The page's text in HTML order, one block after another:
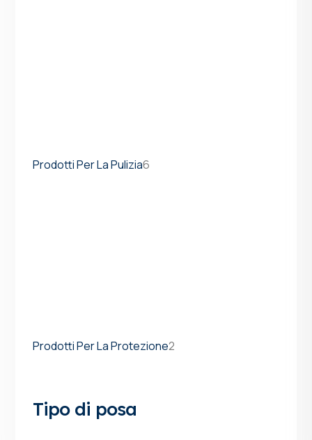
Prodotti Per La Pulizia6
Prodotti Per La Protezione2
Tipo di posa